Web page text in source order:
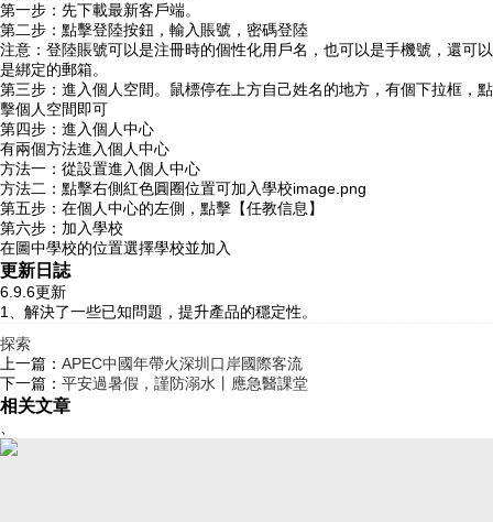
第一步：先下載最新客戶端。
第二步：點擊登陸按鈕，輸入賬號，密碼登陸
注意：登陸賬號可以是注冊時的個性化用戶名，也可以是手機號，還可以
是綁定的郵箱。
第三步：進入個人空間。鼠標停在上方自己姓名的地方，有個下拉框，點
擊個人空間即可
第四步：進入個人中心
有兩個方法進入個人中心
方法一：從設置進入個人中心
方法二：點擊右側紅色圓圈位置可加入學校image.png
第五步：在個人中心的左側，點擊【任教信息】
第六步：加入學校
在圖中學校的位置選擇學校並加入
更新日誌
6.9.6更新
1、解決了一些已知問題，提升產品的穩定性。
探索
上一篇： APEC中國年帶火深圳口岸國際客流
下一篇： 平安過暑假，謹防溺水丨應急醫課堂
相关文章
、